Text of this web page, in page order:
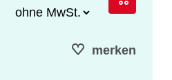
merken